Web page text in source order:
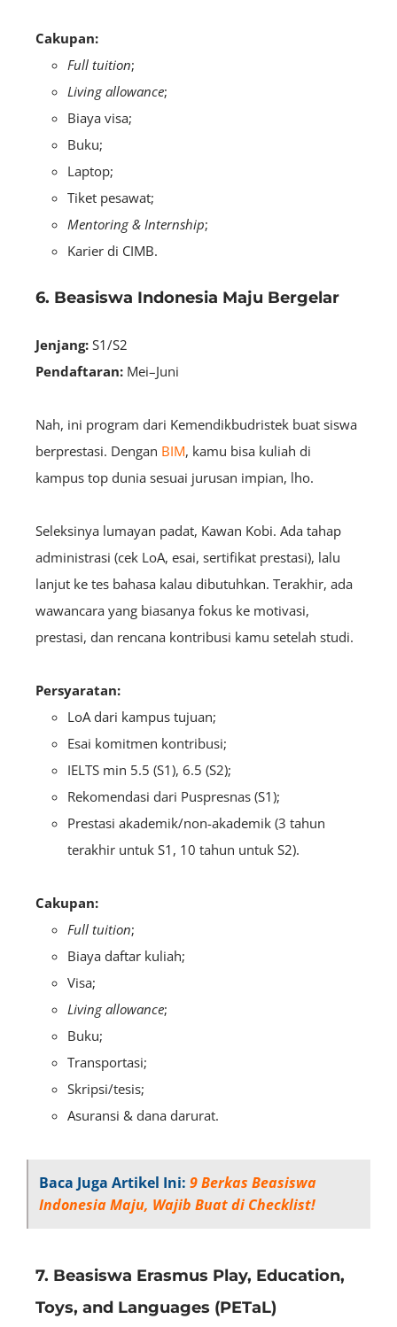
Cakupan:
Full tuition;
Living allowance;
Biaya visa;
Buku;
Laptop;
Tiket pesawat;
Mentoring & Internship;
Karier di CIMB.
6. Beasiswa Indonesia Maju Bergelar
Jenjang: S1/S2
Pendaftaran: Mei–Juni
Nah, ini program dari Kemendikbudristek buat siswa
berprestasi. Dengan BIM, kamu bisa kuliah di
kampus top dunia sesuai jurusan impian, lho.
Seleksinya lumayan padat, Kawan Kobi. Ada tahap
administrasi (cek LoA, esai, sertifikat prestasi), lalu
lanjut ke tes bahasa kalau dibutuhkan. Terakhir, ada
wawancara yang biasanya fokus ke motivasi,
prestasi, dan rencana kontribusi kamu setelah studi.
Persyaratan:
LoA dari kampus tujuan;
Esai komitmen kontribusi;
IELTS min 5.5 (S1), 6.5 (S2);
Rekomendasi dari Puspresnas (S1);
Prestasi akademik/non-akademik (3 tahun
terakhir untuk S1, 10 tahun untuk S2).
Cakupan:
Full tuition;
Biaya daftar kuliah;
Visa;
Living allowance;
Buku;
Transportasi;
Skripsi/tesis;
Asuransi & dana darurat.
Baca Juga Artikel Ini: 9 Berkas Beasiswa
Indonesia Maju, Wajib Buat di Checklist!
7. Beasiswa Erasmus Play, Education,
Toys, and Languages (PETaL)